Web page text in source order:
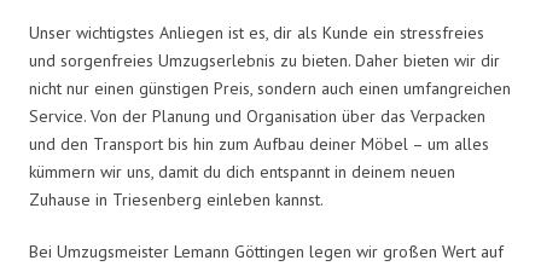
Unser wichtigstes Anliegen ist es, dir als Kunde ein stressfreies
und sorgenfreies Umzugserlebnis zu bieten. Daher bieten wir dir
nicht nur einen günstigen Preis, sondern auch einen umfangreichen
Service. Von der Planung und Organisation über das Verpacken
und den Transport bis hin zum Aufbau deiner Möbel – um alles
kümmern wir uns, damit du dich entspannt in deinem neuen
Zuhause in Triesenberg einleben kannst.
Bei Umzugsmeister Lemann Göttingen legen wir großen Wert auf